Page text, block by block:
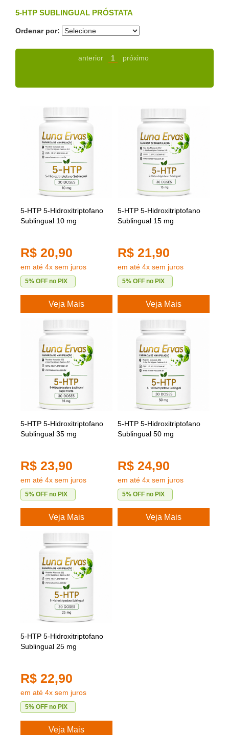
5-HTP SUBLINGUAL PRÓSTATA
Ordenar por:
anterior 1 próximo
5-HTP 5-Hidroxitriptofano
Sublingual 10 mg
R$ 20,90
em até 4x sem juros
5% OFF no PIX
Veja Mais
5-HTP 5-Hidroxitriptofano
Sublingual 15 mg
R$ 21,90
em até 4x sem juros
5% OFF no PIX
Veja Mais
5-HTP 5-Hidroxitriptofano
Sublingual 35 mg
R$ 23,90
em até 4x sem juros
5% OFF no PIX
Veja Mais
5-HTP 5-Hidroxitriptofano
Sublingual 50 mg
R$ 24,90
em até 4x sem juros
5% OFF no PIX
Veja Mais
5-HTP 5-Hidroxitriptofano
Sublingual 25 mg
R$ 22,90
em até 4x sem juros
5% OFF no PIX
Veja Mais